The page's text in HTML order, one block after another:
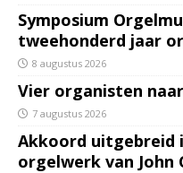
Symposium
tweehonderd jaar
8 augustus 2026
Vier organisten
7 augustus 2026
Akkoord uitgebreid
orgelwerk van John